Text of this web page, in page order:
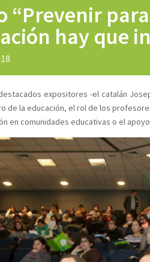
“Prevenir
hay que
expositores -el catalán
de la educación, el rol de los
en comunidades educativas o el